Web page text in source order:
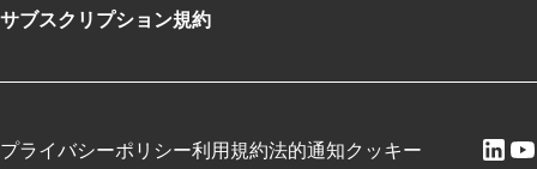
サブスクリプション規約
プライバシーポリシー利用規約法的通知クッキー